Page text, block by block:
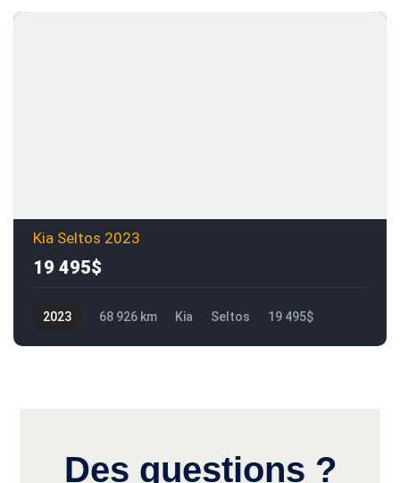
Kia Seltos 2023
19 495$
2023 68 926 km Kia Seltos 19 495$
Des questions ?